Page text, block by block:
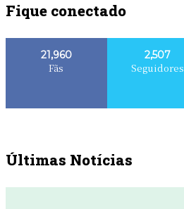
Fique conectado
21,960
Fãs
2,507
Seguidores
Últimas Notícias